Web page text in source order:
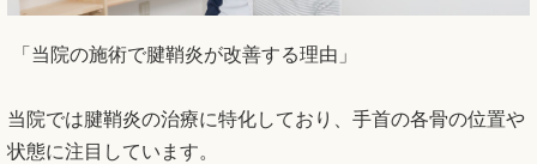
「当院の施術で腱鞘炎が改善する理由」
当院では腱鞘炎の治療に特化しており、手首の各骨の位置や
状態に注目しています。